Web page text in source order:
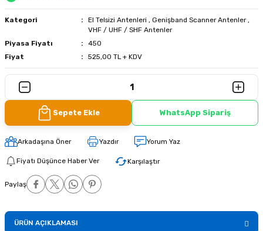
Kategori El Telsizi Antenleri , Genişband Scanner Antenler ,
VHF / UHF / SHF Antenler
Piyasa Fiyatı
450
Fiyat
525,00 TL + KDV
Sepete Ekle WhatsApp Sipariş
Arkadaşına Öner Yazdır Yorum Yaz
Fiyatı Düşünce Haber Ver Karşılaştır
Paylaş
ÜRÜN AÇIKLAMASI